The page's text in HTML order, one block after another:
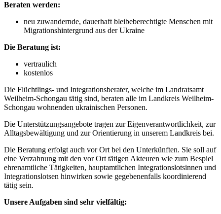
Beraten werden:
neu zuwandernde, dauerhaft bleibeberechtigte Menschen mit
Migrationshintergrund aus der Ukraine
Die Beratung ist:
vertraulich
kostenlos
Die Flüchtlings- und Integrationsberater, welche im Landratsamt
Weilheim-Schongau tätig sind, beraten alle im Landkreis Weilheim-
Schongau wohnenden ukrainischen Personen.
Die Unterstützungsangebote tragen zur Eigenverantwortlichkeit, zur
Alltagsbewältigung und zur Orientierung in unserem Landkreis bei.
Die Beratung erfolgt auch vor Ort bei den Unterkünften. Sie soll auf
eine Verzahnung mit den vor Ort tätigen Akteuren wie zum Bespiel
ehrenamtliche Tätigkeiten, hauptamtlichen Integrationslotsinnen und
Integrationslotsen hinwirken sowie gegebenenfalls koordinierend
tätig sein.
Unsere Aufgaben sind sehr vielfältig: